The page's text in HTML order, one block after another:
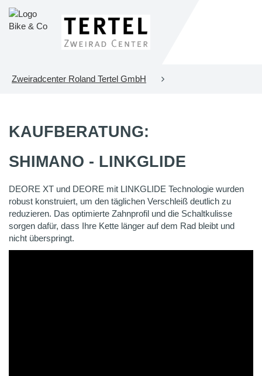
Zweiradcenter Roland Tertel GmbH
KAUFBERATUNG:
SHIMANO - LINKGLIDE
DEORE XT und DEORE mit LINKGLIDE Technologie wurden
robust konstruiert, um den täglichen Verschleiß deutlich zu
reduzieren. Das optimierte Zahnprofil und die Schaltkulisse
sorgen dafür, dass Ihre Kette länger auf dem Rad bleibt und
nicht überspringt.